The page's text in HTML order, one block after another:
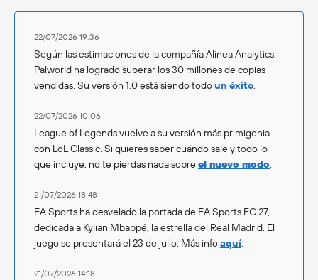
22/07/2026 19:36
Según las estimaciones de la compañía Alinea Analytics,
Palworld ha logrado superar los 30 millones de copias
vendidas. Su versión 1.0 está siendo todoun éxito.
22/07/2026 10:06
League of Legends vuelve a su versión más primigenia
con LoL Classic. Si quieres saber cuándo sale y todo lo
que incluye, no te pierdas nada sobreel nuevo modo.
21/07/2026 18:48
EA Sports ha desvelado la portada de EA Sports FC 27,
dedicada a Kylian Mbappé, la estrella del Real Madrid. El
juego se presentará el 23 de julio. Más infoaquí.
21/07/2026 14:18